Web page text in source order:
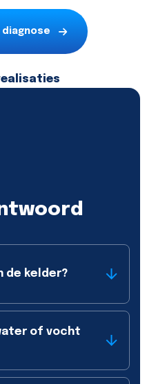
diagnose
de kelder?
of vocht